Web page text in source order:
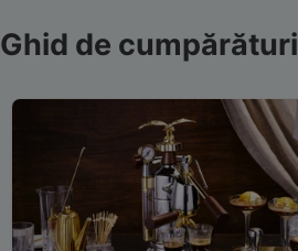
Ghid de cumpărături